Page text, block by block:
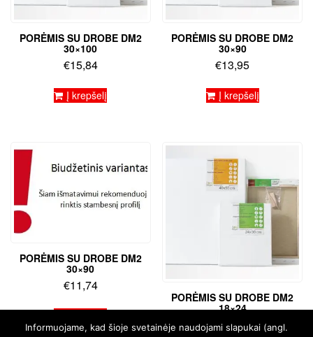
PORĖMIS SU DROBE DM2
30×100
€15,84
Į krepšelį
PORĖMIS SU DROBE DM2
30×90
€13,95
Į krepšelį
PORĖMIS SU DROBE DM2
30×90
€11,74
PORĖMIS SU DROBE DM2
18×24
€ 4,48
Informuojame, kad šioje svetainėje naudojami slapukai (angl.